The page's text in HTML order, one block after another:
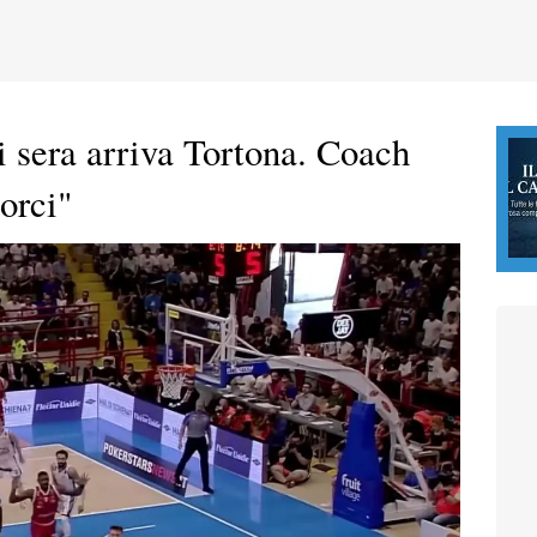
arriva Tortona. Coach